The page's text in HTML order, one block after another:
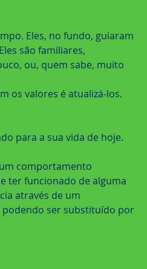
Eles, no fundo, guiaram
são familiares,
ou, quem sabe, muito
os valores é atualizá-los.
para a sua vida de hoje.
comportamento
ter funcionado de alguma
através de um
ser substituído por